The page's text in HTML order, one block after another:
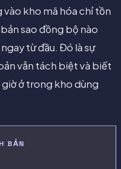
vào kho mã hóa chỉ tồn
sao đồng bộ nào
từ đầu. Đó là sự
vẫn tách biệt và biết
ở trong kho dùng
BẢN